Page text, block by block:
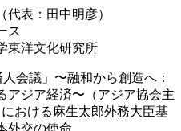
表：田中明彦）
ス
東洋文化研究所
会議」〜融和から創造へ：
アジア経済〜（アジア協会主
おける麻生太郎外務大臣基
外交の使命